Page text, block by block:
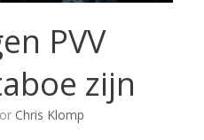
PVV
zijn
Chris Klomp